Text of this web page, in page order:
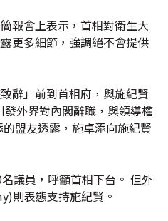
報會上表示，首相對衛生大
更多細節，強調絕不會提供
辭」前到首相府，與施紀賢
外界對內閣辭職，與領導權
盟友透露，施卓添向施紀賢
議員，呼籲首相下台。 但外
則表態支持施紀賢。